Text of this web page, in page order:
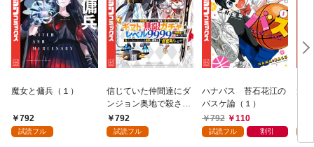
魔女と傭兵（１）
792
試読フル
信じていた仲間達にダ
ンジョン奥地で殺され
かけたがギフト『無限
ガチャ』でレベル９９
792
試読フル
ハナバス 苔石花江の
バスケ論（１）
792
110
試読フル 割引
追
強
～